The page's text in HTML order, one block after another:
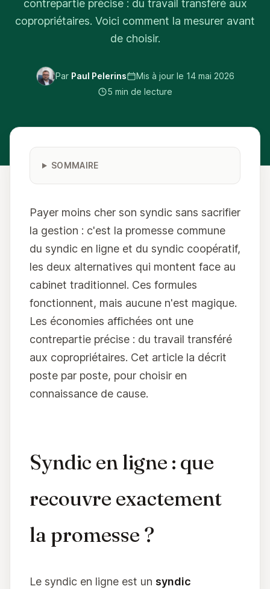
contrepartie précise : du travail transféré aux
copropriétaires. Voici comment la mesurer avant
de choisir.
Par Paul Pelerins Mis à jour le 14 mai 2026
5 min de lecture
SOMMAIRE
Payer moins cher son syndic sans sacrifier
la gestion : c'est la promesse commune
du syndic en ligne et du syndic coopératif,
les deux alternatives qui montent face au
cabinet traditionnel. Ces formules
fonctionnent, mais aucune n'est magique.
Les économies affichées ont une
contrepartie précise : du travail transféré
aux copropriétaires. Cet article la décrit
poste par poste, pour choisir en
connaissance de cause.
Syndic en ligne : que
recouvre exactement
la promesse ?
Le syndic en ligne est un syndic